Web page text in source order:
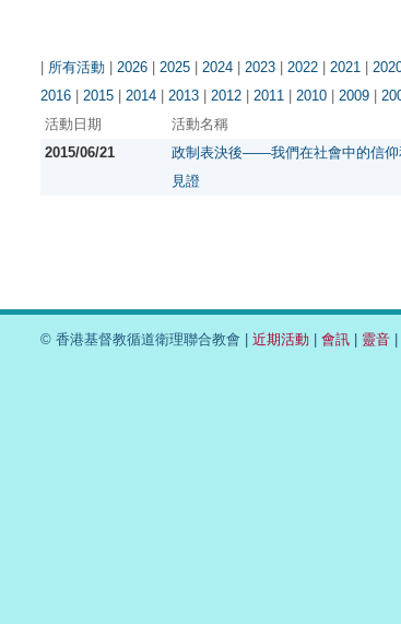
| 所有活動 | 2026 | 2025 | 2024 | 2023 | 2022 | 2021 |
2016 | 2015 | 2014 | 2013 | 2012 | 2011 | 2010 | 2009 |
活動日期
活動名稱
2015/06/21
政制表決後——我們在社會中的信仰
見證
© 香港基督教循道衛理聯合教會 | 近期活動 | 會訊 | 靈音 |